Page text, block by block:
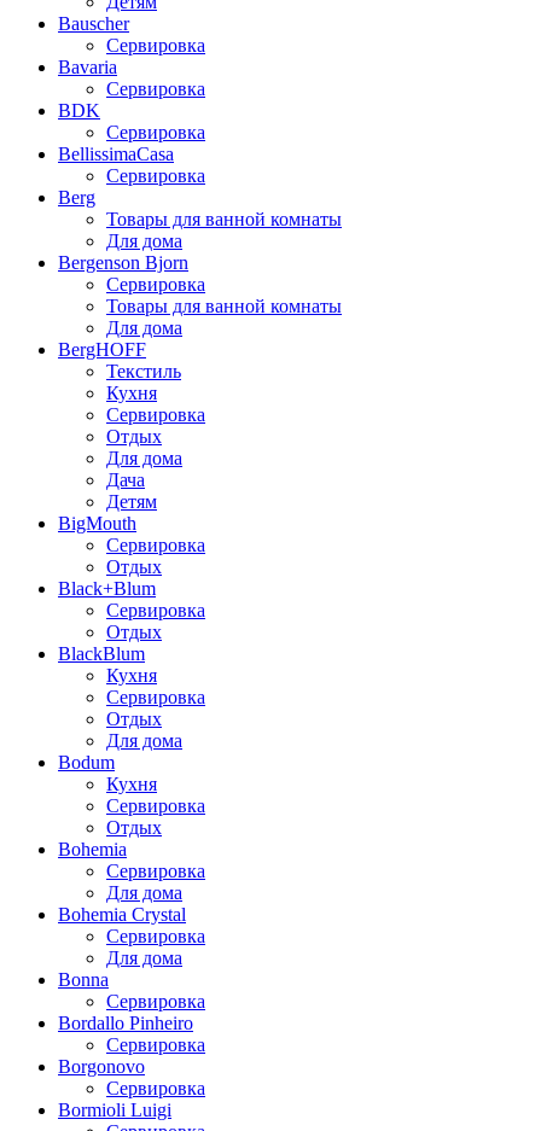
Bauscher
Сервировка
Bavaria
Сервировка
BDK
Сервировка
BellissimaCasa
Сервировка
Berg
Товары для ванной комнаты
Для дома
Bergenson Bjorn
Сервировка
Товары для ванной комнаты
Для дома
BergHOFF
Текстиль
Кухня
Сервировка
Отдых
Для дома
Дача
Детям
BigMouth
Сервировка
Отдых
Black+Blum
Сервировка
Отдых
BlackBlum
Кухня
Сервировка
Отдых
Для дома
Bodum
Кухня
Сервировка
Отдых
Bohemia
Сервировка
Для дома
Bohemia Crystal
Сервировка
Для дома
Bonna
Сервировка
Bordallo Pinheiro
Сервировка
Borgonovo
Сервировка
Bormioli Luigi